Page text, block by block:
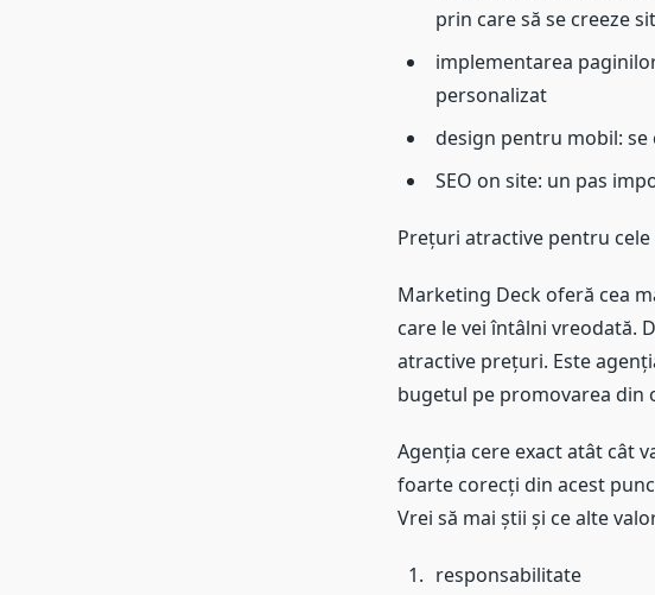
prin care să se creeze
implementarea
personalizat
design pentru mobil:
SEO on site: un pas
Prețuri atractive pentru
Marketing Deck oferă cea
care le vei întâlni vreodată.
atractive prețuri. Este
bugetul pe promovarea din
Agenția cere exact atât cât
foarte corecți din acest
Vrei să mai știi și ce alte
responsabilitate